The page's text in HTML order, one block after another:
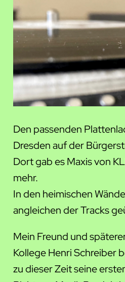
Den passenden
Dresden auf der
Dort gab es Maxis von
mehr.
In den heimischen
angleichen der Tracks
Mein Freund und
Kollege Henri Schreiber
zu dieser Zeit seine